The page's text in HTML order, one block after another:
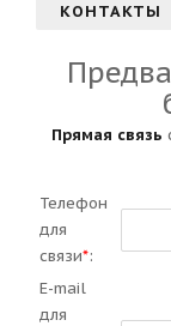
КОНТАКТЫ
Прямая связь
Телефон
для
связи*:
E-mail
для